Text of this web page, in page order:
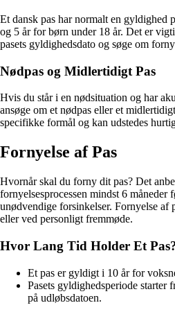
Et dansk pas har normalt en gyldighed
og 5 år for børn under 18 år. Det er
pasets gyldighedsdato og søge om
Nødpas og Midlertidigt Pas
Hvis du står i en nødsituation og har
ansøge om et nødpas eller et
specifikke formål og kan udstedes
Fornyelse af Pas
Hvornår skal du forny dit pas? Det
fornyelsesprocessen mindst 6 måneder
unødvendige forsinkelser. Fornyelse af
eller ved personligt fremmøde.
Hvor Lang Tid Holder Et
Et pas er gyldigt i 10 år for
Pasets gyldighedsperiode starter
på udløbsdatoen.